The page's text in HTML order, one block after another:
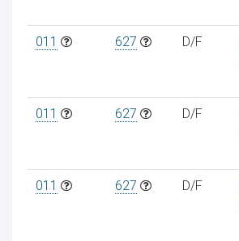
011 627 D/F
011 627 D/F
011 627 D/F